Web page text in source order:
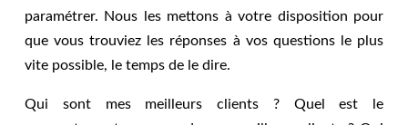
paramétrer. Nous les mettons à votre disposition pour
que vous trouviez les réponses à vos questions le plus
vite possible, le temps de le dire.
Qui sont mes meilleurs clients ? Quel est le